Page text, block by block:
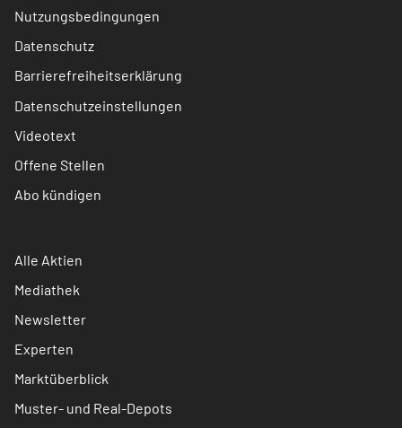
Nutzungsbedingungen
Datenschutz
Barrierefreiheitserklärung
Datenschutzeinstellungen
Videotext
Offene Stellen
Abo kündigen
Alle Aktien
Mediathek
Newsletter
Experten
Marktüberblick
Muster- und Real-Depots